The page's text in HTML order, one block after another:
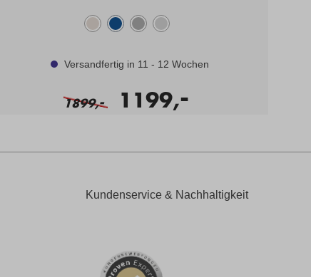
Versandfertig in 11 - 12 Wochen
1899,- 1199,
-
Kundenservice & Nachhaltigkeit